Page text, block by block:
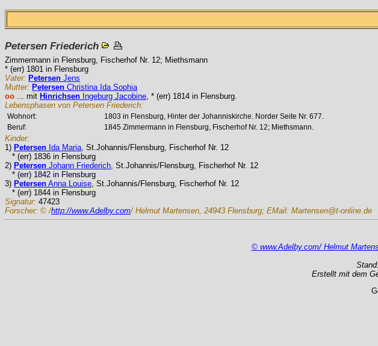
Petersen Friederich
Zimmermann in Flensburg, Fischerhof Nr. 12; Miethsmann
* (err) 1801 in Flensburg
Vater: Petersen Jens
Mutter: Petersen Christina Ida Sophia
oo ... mit Hinrichsen Ingeburg Jacobine, * (err) 1814 in Flensburg.
Lebensphasen von Petersen Friederich:
Wohnort:
1803 in Flensburg, Hinter der Johanniskirche. Norder Seite Nr. 677.
Beruf:
1845 Zimmermann in Flensburg, Fischerhof Nr. 12; Miethsmann.
Kinder:
1) Petersen Ida Maria, St.Johannis/Flensburg, Fischerhof Nr. 12
* (err) 1836 in Flensburg
2) Petersen Johann Friederich, St.Johannis/Flensburg, Fischerhof Nr. 12
* (err) 1842 in Flensburg
3) Petersen Anna Louise, St.Johannis/Flensburg, Fischerhof Nr. 12
* (err) 1844 in Flensburg
Signatur: 47423
Forscher: © /http://www.Adelby.com/ Helmut Martensen, 24943 Flensburg; EMail: Martensen@t-online.de
© www.Adelby.com/ Helmut
Erstellt mit dem